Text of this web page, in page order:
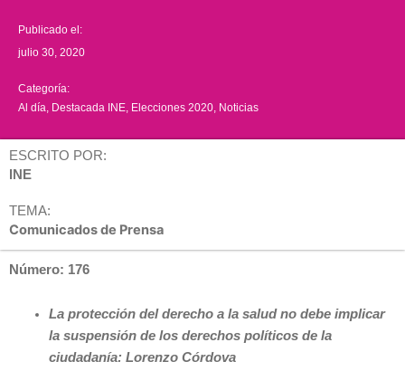
Publicado el:
julio 30, 2020
Categoría:
Al día Destacada INE Elecciones 2020 Noticias
ESCRITO POR:
INE
TEMA:
Comunicados de Prensa
Número: 176
La protección del derecho a la salud no debe implicar
la suspensión de los derechos políticos de la
ciudadanía: Lorenzo Córdova